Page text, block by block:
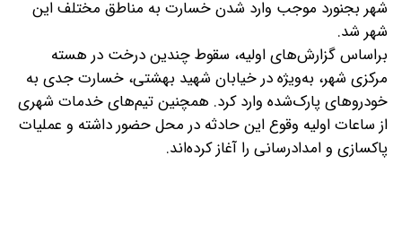
شهر بجنورد موجب وارد شدن خسارت به مناطق مختلف این
شهر شد.
براساس گزارش‌های اولیه، سقوط چندین درخت در هسته
مرکزی شهر، به‌ویژه در خیابان شهید بهشتی، خسارت جدی به
خودروهای پارک‌شده وارد کرد. همچنین تیم‌های خدمات شهری
از ساعات اولیه وقوع این حادثه در محل حضور داشته و عملیات
پاکسازی و امدادرسانی را آغاز کرده‌اند.